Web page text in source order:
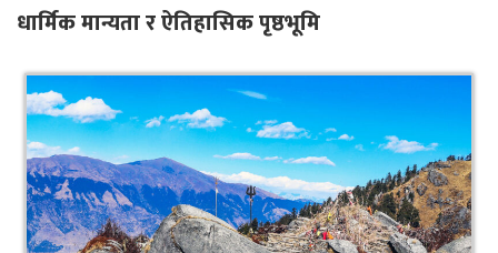
धार्मिक मान्यता र ऐतिहासिक पृष्ठभूमि